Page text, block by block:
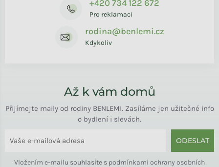
+420 734 122 672
Pro reklamaci
rodina@benlemi.cz
Kdykoliv
Až k vám domů
Přijímejte maily od rodiny BENLEMI. Zasíláme jen užitečné info
o bydlení i slevách.
ODESLAT
Vložením e-mailu souhlasíte s podmínkami ochrany osobních